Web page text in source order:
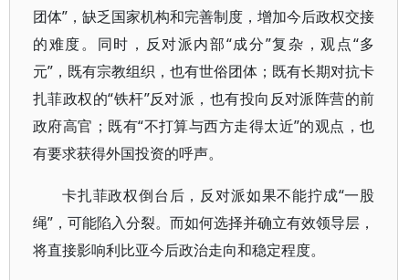
团体”，缺乏国家机构和完善制度，增加今后政权交接
的难度。同时，反对派内部“成分”复杂，观点“多
元”，既有宗教组织，也有世俗团体；既有长期对抗卡
扎菲政权的“铁杆”反对派，也有投向反对派阵营的前
政府高官；既有“不打算与西方走得太近”的观点，也
有要求获得外国投资的呼声。
卡扎菲政权倒台后，反对派如果不能拧成“一股
绳”，可能陷入分裂。而如何选择并确立有效领导层，
将直接影响利比亚今后政治走向和稳定程度。